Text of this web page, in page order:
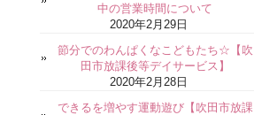
中の営業時間について
2020年2月29日
節分でのわんぱくなこどもたち☆【吹
田市放課後等デイサービス】
2020年2月28日
できるを増やす運動遊び【吹田市放課